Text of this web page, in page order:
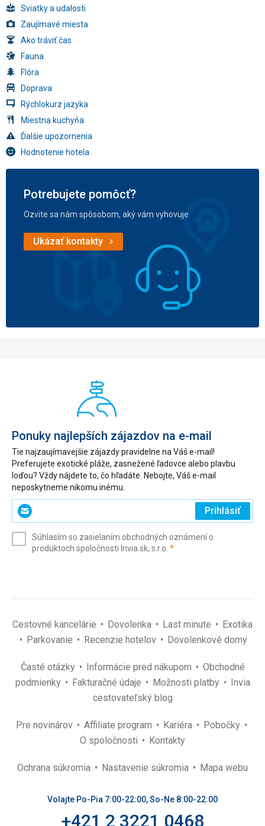
Sviatky a udalosti
Zaujímavé miesta
Ako tráviť čas
Fauna
Flóra
Doprava
Rýchlokurz jazyka
Miestna kuchyňa
Ďalšie upozornenia
Hodnotenie hotela
Potrebujete pomôcť?
Ozvite sa nám spôsobom, aký vám vyhovuje
Ukázať kontakty
Ponuky najlepších zájazdov na e-mail
Tie najzaujímavejšie zájazdy pravidelne na Váš e-mail!
Preferujete exotické pláže, zasnežené ľadovce alebo plavbu
loďou? Vždy nájdete to, čo hľadáte. Nebojte, Váš e-mail
neposkytneme nikomu inému.
Zadajte
svoj
(povinné)
Prihlásiť
Súhlasím so zasielaním obchodných oznámení o
produktoch spoločnosti Invia.sk, s.r.o. *(povinné)
Cestovné kancelárie Dovolenka Last minute
Exotika
Parkovanie
Recenzie hotelov Dovolenkové domy
Časté otázky Informácie pred nákupom
Obchodné
podmienky
Fakturačné údaje Možnosti platby
Invia
cestovateľský blog
Pre novinárov Affiliate program Kariéra
Pobočky
O spoločnosti
Kontakty
Ochrana súkromia Nastavenie súkromia Mapa webu
Volajte Po-Pia 7:00-22:00, So-Ne 8:00-22:00
+421 2 3221 0468